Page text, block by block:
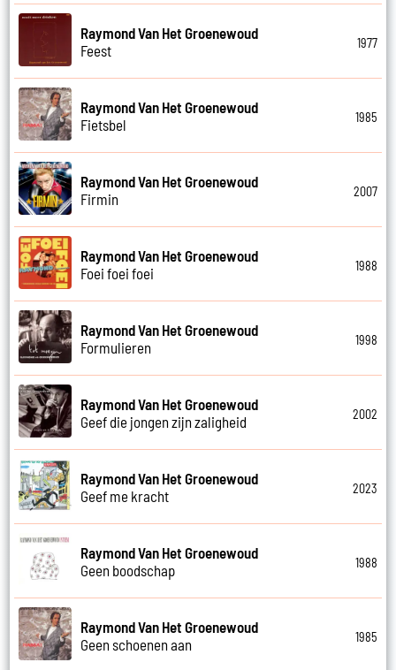
Raymond Van Het Groenewoud
Feest
1977
Raymond Van Het Groenewoud
Fietsbel
1985
Raymond Van Het Groenewoud
Firmin
2007
Raymond Van Het Groenewoud
Foei foei foei
1988
Raymond Van Het Groenewoud
Formulieren
1998
Raymond Van Het Groenewoud
Geef die jongen zijn zaligheid
2002
Raymond Van Het Groenewoud
Geef me kracht
2023
Raymond Van Het Groenewoud
Geen boodschap
1988
Raymond Van Het Groenewoud
Geen schoenen aan
1985